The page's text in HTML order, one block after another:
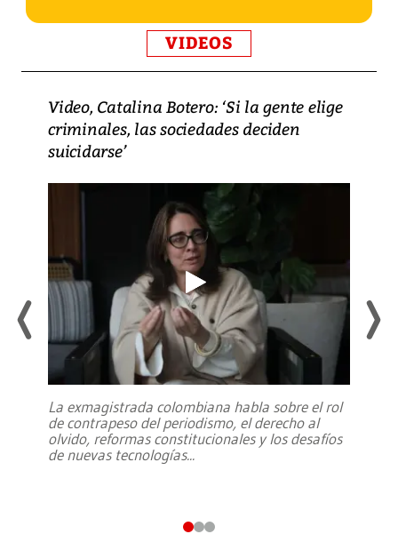
VIDEOS
Video, Catalina Botero: ‘Si la gente elige
criminales, las sociedades deciden
suicidarse’
La exmagistrada colombiana habla sobre el rol
de contrapeso del periodismo, el derecho al
olvido, reformas constitucionales y los desafíos
de nuevas tecnologías...